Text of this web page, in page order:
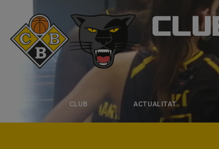
CLUB ACTUALITAT
CLUB
ACTUALITAT